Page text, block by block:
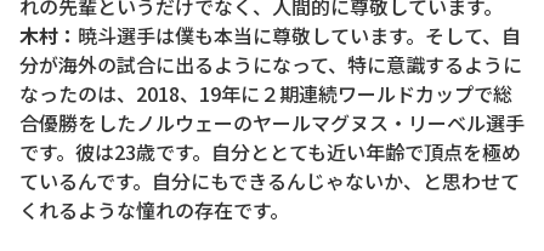
木村： 暁斗選手は僕も本当に尊敬しています。そして、自
分が海外の試合に出るようになって、特に意識するように
なったのは、2018、19年に２期連続ワールドカップで総
合優勝をしたノルウェーのヤールマグヌス・リーベル選手
です。彼は23歳です。自分ととても近い年齢で頂点を極め
ているんです。自分にもできるんじゃないか、と思わせて
くれるような憧れの存在です。